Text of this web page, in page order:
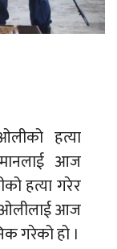
हत्या
आज
हत्या गरेर
ओलीलाई आज
गरेको हो ।